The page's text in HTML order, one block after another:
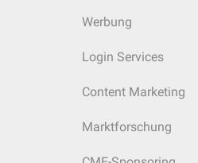
Werbung
Login Services
Content Marketing
Marktforschung